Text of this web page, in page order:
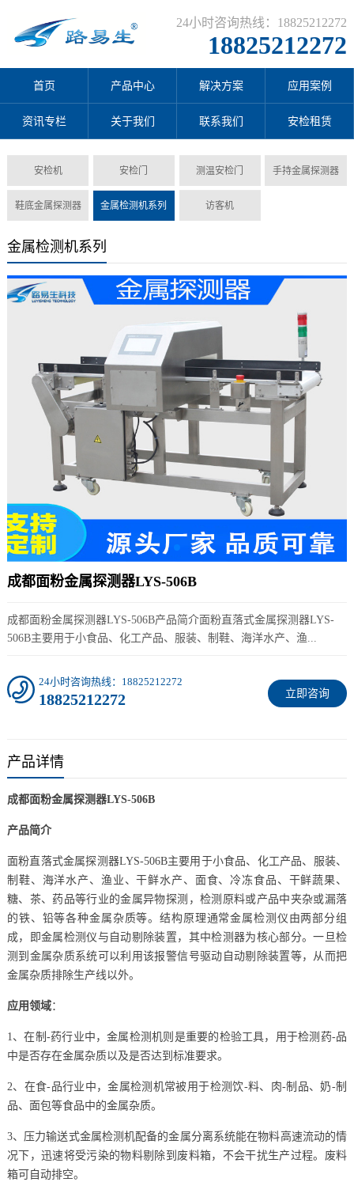
24小时咨询热线：18825212272
18825212272
首页 产品中心 解决方案 应用案例
资讯专栏 关于我们 联系我们 安检租赁
安检机 安检门 测温安检门 手持金属探测器
鞋底金属探测器 金属检测机系列 访客机
金属检测机系列
成都面粉金属探测器LYS-506B
成都面粉金属探测器LYS-506B产品简介面粉直落式金属探测器LYS-
506B主要用于小食品、化工产品、服装、制鞋、海洋水产、渔...
立即咨询
24小时咨询热线：18825212272
18825212272
产品详情
成都面粉金属探测器LYS-506B
产品简介
面粉直落式金属探测器LYS-506B主要用于小食品、化工产品、服装、
制鞋、海洋水产、渔业、干鲜水产、面食、冷冻食品、干鲜蔬果、
糖、茶、药品等行业的金属异物探测，检测原料或产品中夹杂或漏落
的铁、铅等各种金属杂质等。结构原理通常金属检测仪由两部分组
成，即金属检测仪与自动剔除装置，其中检测器为核心部分。一旦检
测到金属杂质系统可以利用该报警信号驱动自动剔除装置等，从而把
金属杂质排除生产线以外。
应用领域：
1、在制-药行业中，金属检测机则是重要的检验工具，用于检测药-品
中是否存在金属杂质以及是否达到标准要求。
2、在食-品行业中，金属检测机常被用于检测饮-料、肉-制品、奶-制
品、面包等食品中的金属杂质。
3、压力输送式金属检测机配备的金属分离系统能在物料高速流动的情
况下，迅速将受污染的物料剔除到废料箱，不会干扰生产过程。废料
箱可自动排空。